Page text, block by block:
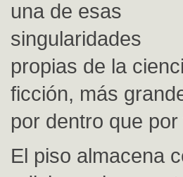
una de esas
singularidades
propias de la
ficción, más
por dentro que por
El piso almacena